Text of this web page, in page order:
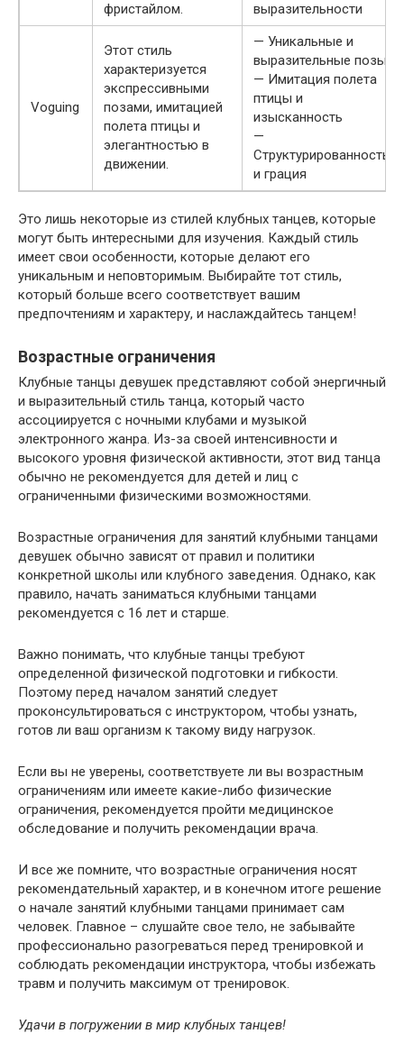
фристайлом.
выразительности
Voguing
Этот стиль
характеризуется
экспрессивными
позами, имитацией
полета птицы и
элегантностью в
движении.
— Уникальные и
выразительные позы
— Имитация полета
птицы и
изысканность
—
Структурированность
и грация
Это лишь некоторые из стилей клубных танцев, которые
могут быть интересными для изучения. Каждый стиль
имеет свои особенности, которые делают его
уникальным и неповторимым. Выбирайте тот стиль,
который больше всего соответствует вашим
предпочтениям и характеру, и наслаждайтесь танцем!
Возрастные ограничения
Клубные танцы девушек представляют собой энергичный
и выразительный стиль танца, который часто
ассоциируется с ночными клубами и музыкой
электронного жанра. Из-за своей интенсивности и
высокого уровня физической активности, этот вид танца
обычно не рекомендуется для детей и лиц с
ограниченными физическими возможностями.
Возрастные ограничения для занятий клубными танцами
девушек обычно зависят от правил и политики
конкретной школы или клубного заведения. Однако, как
правило, начать заниматься клубными танцами
рекомендуется с 16 лет и старше.
Важно понимать, что клубные танцы требуют
определенной физической подготовки и гибкости.
Поэтому перед началом занятий следует
проконсультироваться с инструктором, чтобы узнать,
готов ли ваш организм к такому виду нагрузок.
Если вы не уверены, соответствуете ли вы возрастным
ограничениям или имеете какие-либо физические
ограничения, рекомендуется пройти медицинское
обследование и получить рекомендации врача.
И все же помните, что возрастные ограничения носят
рекомендательный характер, и в конечном итоге решение
о начале занятий клубными танцами принимает сам
человек. Главное – слушайте свое тело, не забывайте
профессионально разогреваться перед тренировкой и
соблюдать рекомендации инструктора, чтобы избежать
травм и получить максимум от тренировок.
Удачи в погружении в мир клубных танцев!